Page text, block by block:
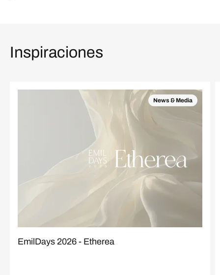
Inspiraciones
News & Media
EmilDays 2026 - Etherea